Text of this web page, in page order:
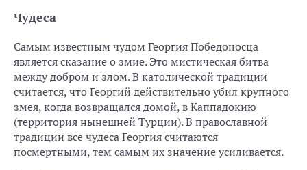
Чудеса
Самым известным чудом Георгия Победоносца
является сказание о змие. Это мистическая битва
между добром и злом. В католической традиции
считается, что Георгий действительно убил крупного
змея, когда возвращался домой, в Каппадокию
(территория нынешней Турции). В православной
традиции все чудеса Георгия считаются
посмертными, тем самым их значение усиливается.